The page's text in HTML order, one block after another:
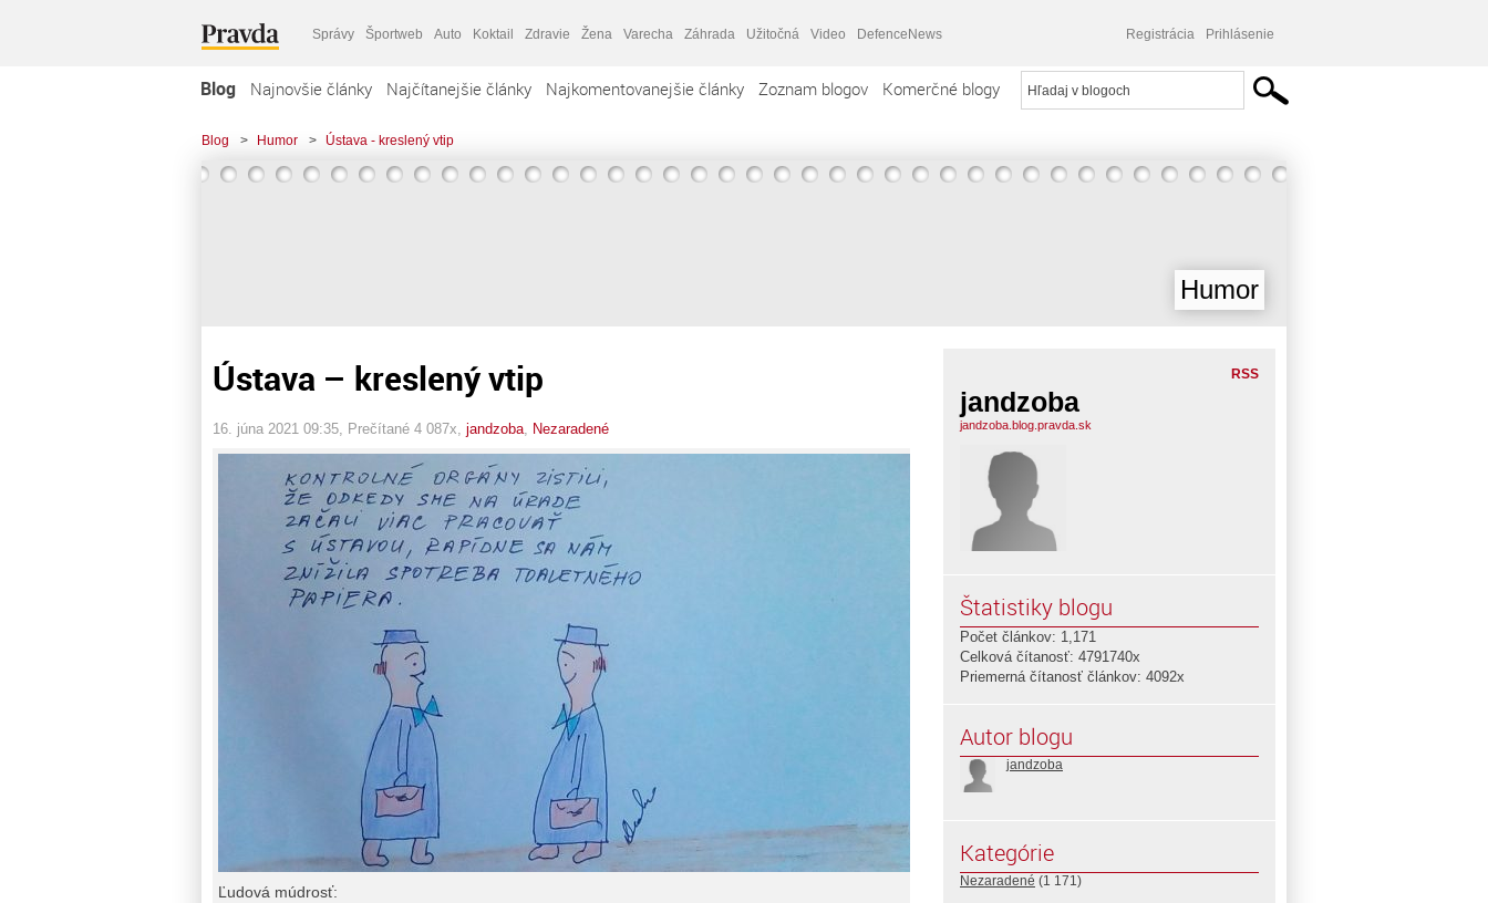
Správy Športweb Auto Koktail Zdravie Žena Varecha Záhrada Užitočná Video DefenceNews Registrácia Prihlásenie
Blog Najnovšie články Najčítanejšie články Najkomentovanejšie články Zoznam blogov Komerčné blogy
Blog > Humor > Ústava - kreslený vtip
Humor
Ústava – kreslený vtip
16. júna 2021 09:35 , Prečítané 4 087x, jandzoba Nezaradené
Ľudová múdrosť:
RSS
jandzoba
jandzoba.blog.pravda.sk
Štatistiky blogu
Počet článkov: 1,171
Celková čítanosť: 4791740x
Priemerná čítanosť článkov: 4092x
Autor blogu
jandzoba
Kategórie
Nezaradené (1 171)